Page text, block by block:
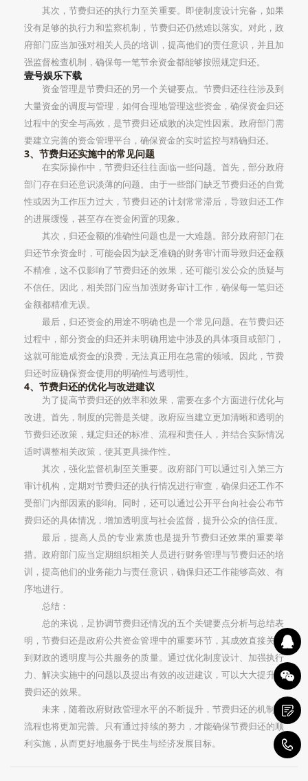
其次，节费归还的执行力至关重要。即使制度设计完备，如果
没有足够的执行力和监察机制，节费归还仍然难以落实。对此，政
府部门应当加强对相关人员的培训，提高他们的责任意识，并且加
强监督检查机制，确保每一笔节余资金都能够按照规定归还。
壹号娱乐下载
资金管理是节费归还的另一个关键要点。节费归还往往涉及到
大量资金的调度与管理，如何合理地管理这些资金，确保资金归还
过程中的安全与高效，是节费归还成败的决定性因素。政府部门需
要建立完善的资金管理平台，确保资金的实时监控与精确归还。
3、节费归还实施中的常见问题
在实际操作中，节费归还往往面临一些问题。首先，部分政府
部门存在归还意识淡薄的问题。由于一些部门缺乏节费归还的自觉
性或因为工作压力过大，节费归还的计划常常滞后，导致归还工作
的进展缓慢，甚至存在资金闲置的现象。
其次，归还金额的准确性问题也是一大难题。部分政府部门在
归还节余资金时，可能会因为缺乏准确的财务审计而导致归还金额
不精准，这不仅影响了节费归还的效果，还可能引发公众的质疑与
不信任。因此，相关部门应当加强财务审计工作，确保每一笔归还
金额都精准无误。
最后，归还资金的用途不明确也是一个常见问题。在节费归还
过程中，部分资金的归还并未明确用途中涉及的具体项目或部门，
这就可能造成资金的浪费，无法真正用在急需的领域。因此，节费
归还时应确保资金使用的明确性与透明性。
4、节费归还的优化与改进建议
为了提高节费归还的效率和效果，需要在多个方面进行优化与
改进。首先，制度的完善是关键。政府应当建立更加清晰和透明的
节费归还政策，规定归还的标准、流程和责任人，并结合实际情况
适时调整相关政策，使其更具操作性。
其次，强化监督机制至关重要。政府部门可以通过引入第三方
审计机构，定期对节费归还的执行情况进行审查，确保归还工作不
受部门内部因素的影响。同时，还可以通过公开平台向社会公布节
费归还的具体情况，增加透明度与社会监督，提升公众的信任度。
最后，提高人员的专业素质也是提升节费归还效果的重要举
措。政府部门应当定期组织相关人员进行财务管理与节费归还的培
训，提高他们的业务能力与责任意识，确保归还工作能够高效、有
序地进行。
总结：
总的来说，足协调节费归还情况的五个关键要点分析与总结表
明，节费归还是政府公共资金管理中的重要环节，其成效直接关系
到财政的透明度与公共服务的质量。通过优化制度设计、加强执行
力、解决实施中的问题以及提出有效的改进建议，可以大大提升节
费归还的效果。
未来，随着政府财政管理水平的不断提升，节费归还的机制和
流程也将更加完善。只有通过持续的努力，才能确保节费归还的顺
利实施，从而更好地服务于民生与经济发展目标。